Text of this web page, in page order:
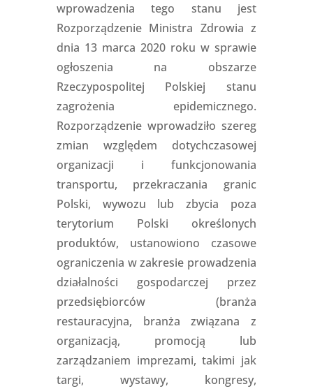
wprowadzenia tego stanu jest
Rozporządzenie Ministra Zdrowia z
dnia 13 marca 2020 roku w sprawie
ogłoszenia na obszarze
Rzeczypospolitej Polskiej stanu
zagrożenia epidemicznego.
Rozporządzenie wprowadziło szereg
zmian względem dotychczasowej
organizacji i funkcjonowania
transportu, przekraczania granic
Polski, wywozu lub zbycia poza
terytorium Polski określonych
produktów, ustanowiono czasowe
ograniczenia w zakresie prowadzenia
działalności gospodarczej przez
przedsiębiorców (branża
restauracyjna, branża związana z
organizacją, promocją lub
zarządzaniem imprezami, takimi jak
targi, wystawy, kongresy,